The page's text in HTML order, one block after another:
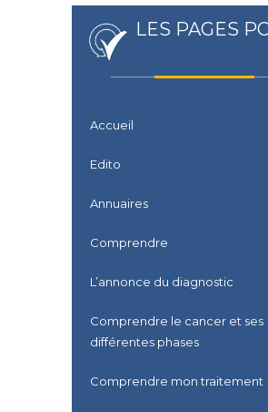
LES PAGES
Accueil
Edito
Annuaires
Comprendre
L’annonce du diagnostic
Comprendre le cancer et ses
différentes phases
Comprendre mon traitement